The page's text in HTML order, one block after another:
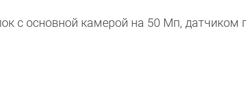
с основной камерой на 50 Мп, датчиком